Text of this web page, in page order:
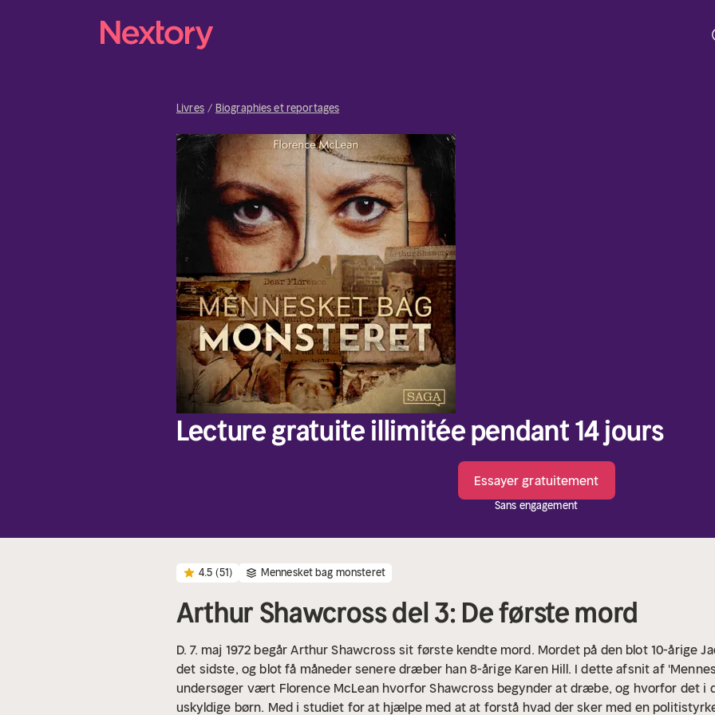
Livres Biographies et reportages
Lecture gratuite illimitée pendant 14 jours
Essayer gratuitement
Sans engagement
4.5 (51) Mennesket bag monsteret
Arthur Shawcross del 3: De første mord
D. 7. maj 1972 begår Arthur Shawcross sit første kendte mord. Mordet på den blot 10-årige
det sidste, og blot få måneder senere dræber han 8-årige Karen Hill. I dette afsnit af
undersøger vært Florence McLean hvorfor Shawcross begynder at dræbe, og hvorfor det i
uskyldige børn. Med i studiet for at hjælpe med at at forstå hvad der sker med en